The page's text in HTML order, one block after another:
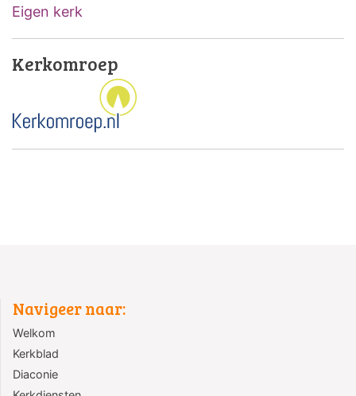
Eigen kerk
Kerkomroep
Navigeer naar:
Welkom
Kerkblad
Diaconie